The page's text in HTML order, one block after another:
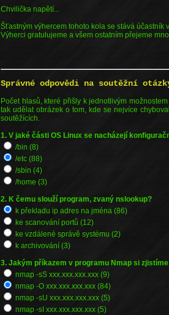
Chvilička napětí...
Šťastným výhercem tohoto kola se stává účastník
Výherci gratulujeme a všem ostatním přejeme
Správné odpovědi na soutěžní
Počet hlasů, které přišly k jednotlivým
tak udělat obrázek o tom, kde se nejvíce
soutěžících.
1. V jaké části OS Linux se nacházejí
/bin (8)
/etc (88)
/sbin (4)
/home (3)
2. K čemu slouží program, zvaný nslookup?
k překladu ip adres na jména (86)
ke scanování portů (12)
ke vzdálené správě systému (2)
k archivování (3)
3. Jakým příkazem v programu Nmap si zjistíme
nmap -sS xxx.xxx.xxx.xxx (9)
nmap -O xxx.xxx.xxx.xxx (84)
nmap -sU xxx.xxx.xxx.xxx (5)
nmap -sI xxx.xxx.xxx.xxx (5)